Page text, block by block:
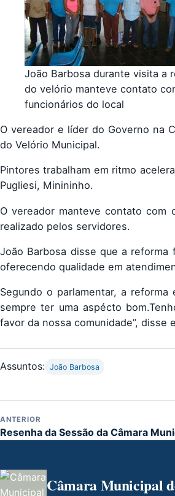
João Barbosa durante visita a
do velório manteve contato
funcionários do local
O vereador e líder do Governo na
do Velório Municipal.
Pintores trabalham em ritmo
Pugliesi, Minininho.
O vereador manteve contato com
realizado pelos servidores.
João Barbosa disse que a
oferecendo qualidade em
Segundo o parlamentar, a
sempre ter uma aspécto
favor da nossa comunidade”, disse
Assuntos: João Barbosa
ANTERIOR
Resenha da Sessão da Câmara
Câmara Municipal